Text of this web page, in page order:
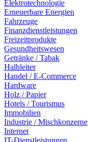
Elektrotechnologie
Erneuerbare Energien
Fahrzeuge
Finanzdienstleistungen
Freizeitprodukte
Gesundheitswesen
Getränke / Tabak
Halbleiter
Handel / E-Commerce
Hardware
Holz / Papier
Hotels / Tourismus
Immobilien
Industrie / Mischkonzerne
Internet
IT-Dienstleistungen